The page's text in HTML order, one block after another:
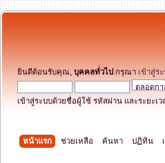
ยินดีต้อนรับคุณ, บุคคลทั่วไป กรุณา เข้าสู่ร
เข้าสู่ระบบด้วยชื่อผู้ใช้ รหัสผ่าน และระยะเ
หน้าแรก ช่วยเหลือ ค้นหา ปฏิทิน